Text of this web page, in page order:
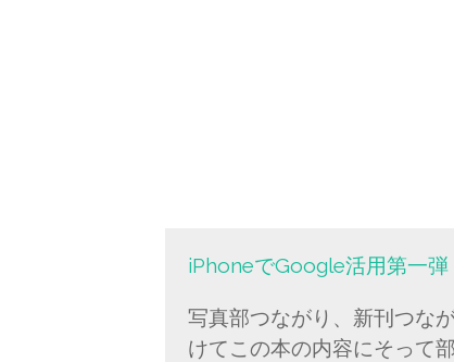
iPhoneでGoogle活用第一弾
写真部つながり、新刊つな
けてこの本の内容にそって